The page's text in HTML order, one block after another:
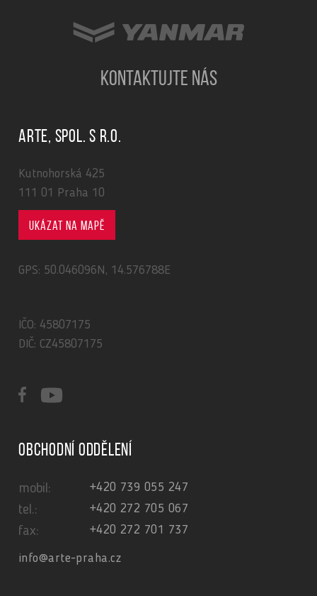
KONTAKTUJTE NÁS
ARTE, spol. s r.o.
Kutnohorská 425
111 01 Praha 10
Ukázat na mapě
GPS: 50.046096N, 14.576788E
IČO: 45807175
DIČ: CZ45807175
Obchodní oddělení
mobil: +420 739 055 247
tel.: +420 272 705 067
fax: +420 272 701 737
info@arte-praha.cz